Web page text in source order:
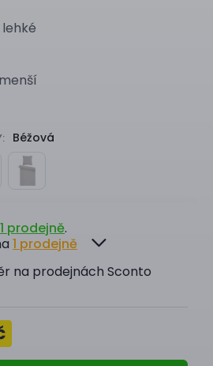
Béžová
1 prodejně.
1 prodejně
na prodejnách Sconto